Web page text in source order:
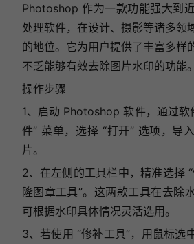
Photoshop 作为一款功能强大到
处理软件，在设计、摄影等诸多领
的地位。它为用户提供了丰富多样
不乏能够有效去除图片水印的功能。
操作步骤
1、启动 Photoshop 软件，通过软
件” 菜单，选择 “打开” 选项，导
片。
2、在左侧的工具栏中，精准选择
隆图章工具”。这两款工具在去除
可根据水印具体情况灵活选用。
3、若使用 “修补工具”，用鼠标选